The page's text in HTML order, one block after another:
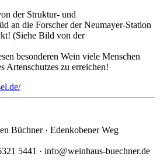
der Struktur- und
an die Forscher der Neumayer-Station
(Siehe Bild von der
besonderen Wein viele Menschen
Artenschutzes zu erreichen!
Büchner · Edenkobener Weg
5441 · info@weinhaus-buechner.de